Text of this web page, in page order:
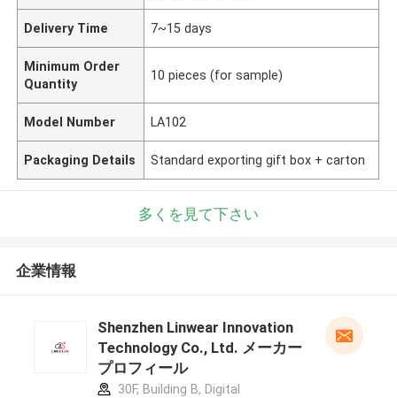
Delivery Time 7~15 days
Minimum Order
Quantity
10 pieces (for sample)
Model Number LA102
Packaging Details Standard exporting gift box + carton
多くを見て下さい
企業情報
Shenzhen Linwear Innovation
Technology Co., Ltd. メーカー
プロフィール
30F, Building B, Digital